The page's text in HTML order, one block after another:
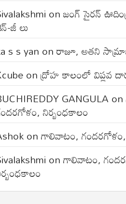
onజంగ్‌ సైరన్‌
జీ లు
s s yanonరాజూ, అతని
onద్రోహ కాలంలో విప్లవ
GANGULA on
నిర్బంధకాలం
onగాలివాటం,
onగాలివాటం,